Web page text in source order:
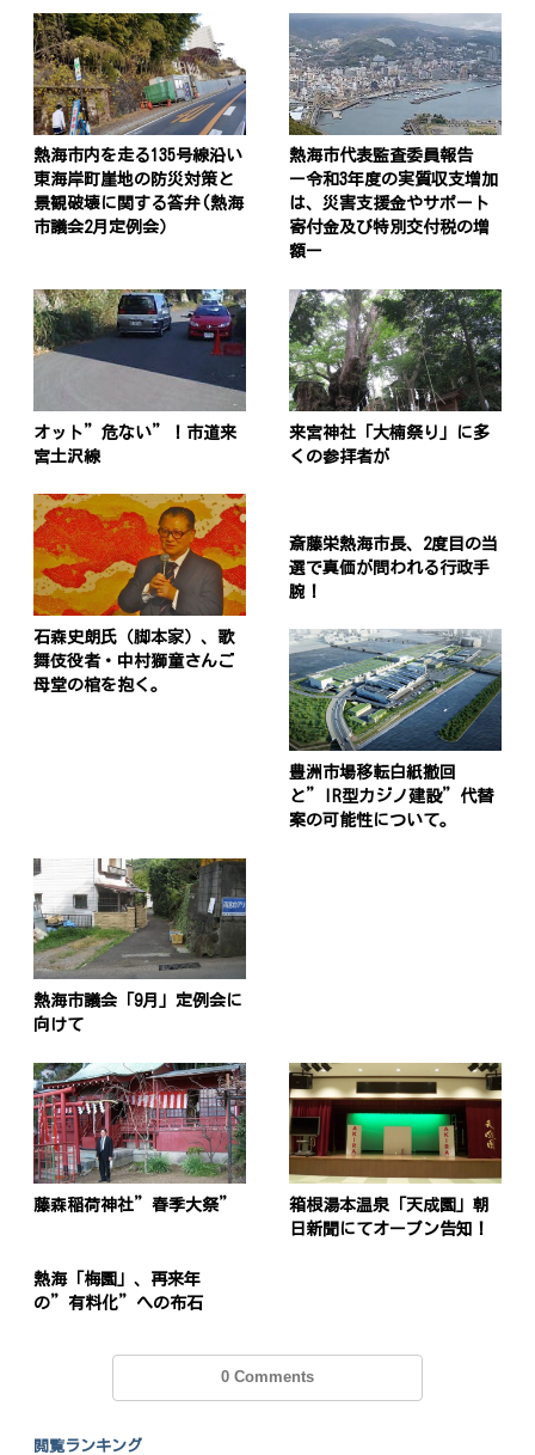
熱海市内を走る135号線沿い
東海岸町崖地の防災対策と
景観破壊に関する答弁(熱海
市議会2月定例会）
熱海市代表監査委員報告
ー令和3年度の実質収支増加
は、災害支援金やサポート
寄付金及び特別交付税の増
額ー
オット”危ない”！市道来
宮土沢線
来宮神社「大楠祭り」に多
くの参拝者が
石森史朗氏（脚本家）、歌
舞伎役者・中村獅童さんご
母堂の棺を抱く。
斎藤栄熱海市長、2度目の当
選で真価が問われる行政手
腕！
豊洲市場移転白紙撤回
と”IR型カジノ建設”代替
案の可能性について。
熱海市議会「9月」定例会に
向けて
藤森稲荷神社”春季大祭”
箱根湯本温泉「天成園」朝
日新聞にてオープン告知！
熱海「梅園」、再来年
の”有料化”への布石
0 Comments
閲覧ランキング